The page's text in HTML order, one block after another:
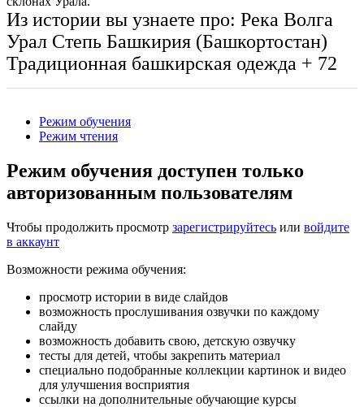
Из истории вы узнаете про: Река Волга
Урал Степь Башкирия (Башкортостан)
Традиционная башкирская одежда + 72
Режим обучения
Режим чтения
Режим обучения доступен только
авторизованным пользователям
Чтобы продолжить просмотр зарегистрируйтесь или войдите
в аккаунт
Возможности режима обучения:
просмотр истории в виде слайдов
возможность прослушивания озвучки по каждому
слайду
возможность добавить свою, детскую озвучку
тесты для детей, чтобы закрепить материал
специально подобранные коллекции картинок и видео
для улучшения восприятия
ссылки на дополнительные обучающие курсы